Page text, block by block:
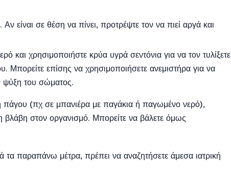
είναι σε θέση να πίνει, προτρέψτε τον να πιεί αργά και
και χρησιμοποιήστε κρύα υγρά σεντόνια για να τον τυλίξετε
Μπορείτε επίσης να χρησιμοποιήσετε ανεμιστήρα για να
ψύξη του σώματος.
(πχ σε μπανιέρα με παγάκια ή παγωμένο νερό),
στον οργανισμό. Μπορείτε να βάλετε όμως
παραπάνω μέτρα, πρέπει να αναζητήσετε άμεσα ιατρική